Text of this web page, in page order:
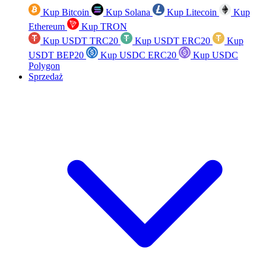
Kup Bitcoin Kup Solana Kup Litecoin
Kup
Ethereum
Kup TRON
Kup USDT TRC20
Kup USDT ERC20
Kup
USDT BEP20
Kup USDC ERC20
Kup USDC
Polygon
Sprzedaż